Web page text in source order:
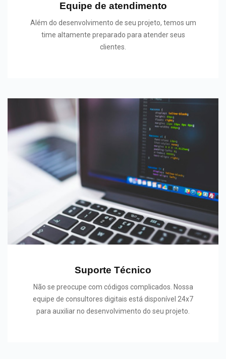
Equipe de atendimento
Além do desenvolvimento de seu projeto, temos um
time altamente preparado para atender seus
clientes.
Suporte Técnico
Não se preocupe com códigos complicados. Nossa
equipe de consultores digitais está disponível 24x7
para auxiliar no desenvolvimento do seu projeto.